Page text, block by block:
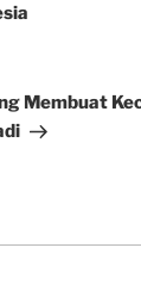
Membuat